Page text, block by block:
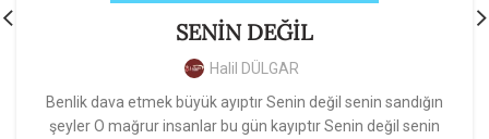
SENİN DEĞİL
Halil DÜLGAR
Benlik dava etmek büyük ayıptır Senin değil senin sandığın
şeyler O mağrur insanlar bu gün kayıptır Senin değil senin